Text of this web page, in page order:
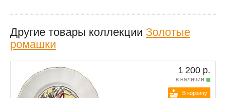
Другие товары коллекции Золотые
ромашки
1 200 р.
в наличии
В корзину